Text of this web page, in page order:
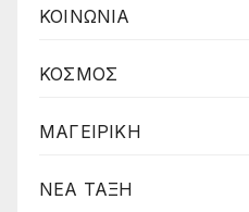
ΚΟΙΝΩΝΙΑ
ΚΟΣΜΟΣ
ΜΑΓΕΙΡΙΚΗ
ΝΕΑ ΤΑΞΗ